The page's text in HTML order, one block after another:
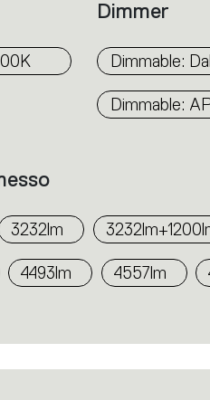
3232lm
4493lm 4557lm
Dimmer
Dimmable:
Dimmable: